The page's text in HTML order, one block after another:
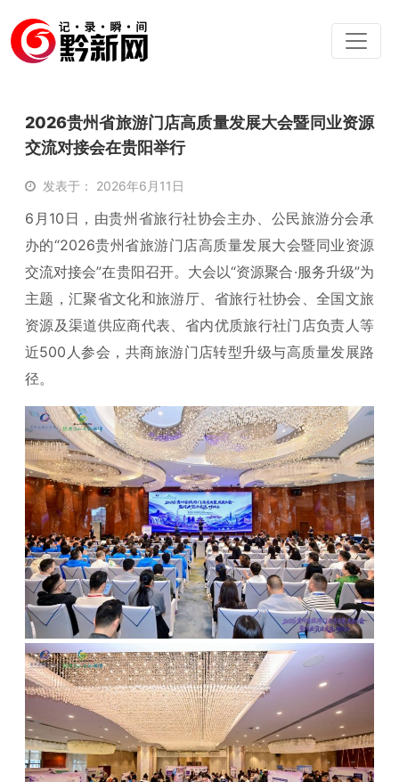
2026贵州省旅游门店高质量发展大会暨同业资源
交流对接会在贵阳举行
发表于： 2026年6月11日
6月10日，由贵州省旅行社协会主办、公民旅游分会承
办的“2026贵州省旅游门店高质量发展大会暨同业资源
交流对接会”在贵阳召开。大会以“资源聚合·服务升级”为
主题，汇聚省文化和旅游厅、省旅行社协会、全国文旅
资源及渠道供应商代表、省内优质旅行社门店负责人等
近500人参会，共商旅游门店转型升级与高质量发展路
径。